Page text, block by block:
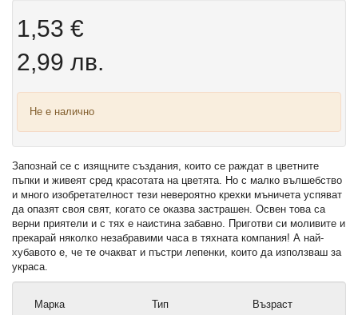
1,53 €
2,99 лв.
Не е налично
Запознай се с изящните създания, които се раждат в цветните
пъпки и живеят сред красотата на цветята. Но с малко вълшебство
и много изобретателност тези невероятно крехки мъничета успяват
да опазят своя свят, когато се оказва застрашен. Освен това са
верни приятели и с тях е наистина забавно. Приготви си моливите и
прекарай няколко незабравими часа в тяхната компания! А най-
хубавото е, че те очакват и пъстри лепенки, които да използваш за
украса.
Марка
Тип
Възраст